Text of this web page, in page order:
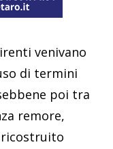
venivano
di termini
poi tra
remore,